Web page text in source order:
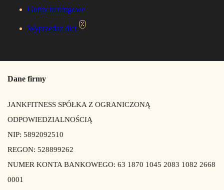
Gumy treningowe
Wyprzedaż diet
Dane firmy
JANKFITNESS SPÓŁKA Z OGRANICZONĄ
ODPOWIEDZIALNOŚCIĄ
NIP: 5892092510
REGON: 528899262
NUMER KONTA BANKOWEGO: 63 1870 1045 2083 1082 2668
0001